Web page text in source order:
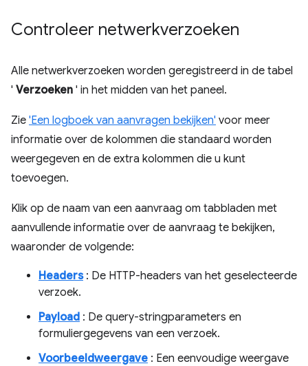
Controleer netwerkverzoeken
Alle netwerkverzoeken worden geregistreerd in de tabel
' Verzoeken ' in het midden van het paneel.
Zie 'Een logboek van aanvragen bekijken' voor meer
informatie over de kolommen die standaard worden
weergegeven en de extra kolommen die u kunt
toevoegen.
Klik op de naam van een aanvraag om tabbladen met
aanvullende informatie over de aanvraag te bekijken,
waaronder de volgende:
Headers: De HTTP-headers van het geselecteerde
verzoek.
Payload : De query-stringparameters en
formuliergegevens van een verzoek.
Voorbeeldweergave : Een eenvoudige weergave